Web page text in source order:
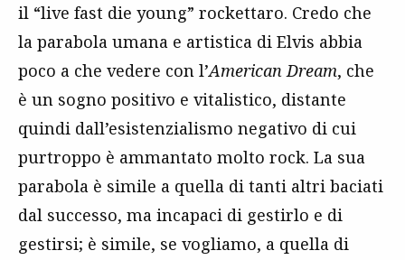
il “live fast die young” rockettaro. Credo che
la parabola umana e artistica di Elvis abbia
poco a che vedere con l’American Dream, che
è un sogno positivo e vitalistico, distante
quindi dall’esistenzialismo negativo di cui
purtroppo è ammantato molto rock. La sua
parabola è simile a quella di tanti altri baciati
dal successo, ma incapaci di gestirlo e di
gestirsi; è simile, se vogliamo, a quella di